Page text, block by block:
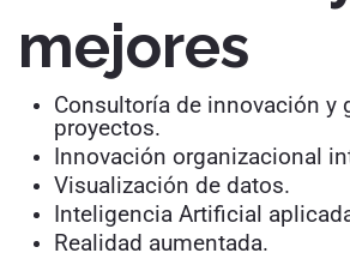
mejores
Consultoría de innovación y
proyectos.
Innovación organizacional
Visualización de datos.
Inteligencia Artificial
Realidad aumentada.